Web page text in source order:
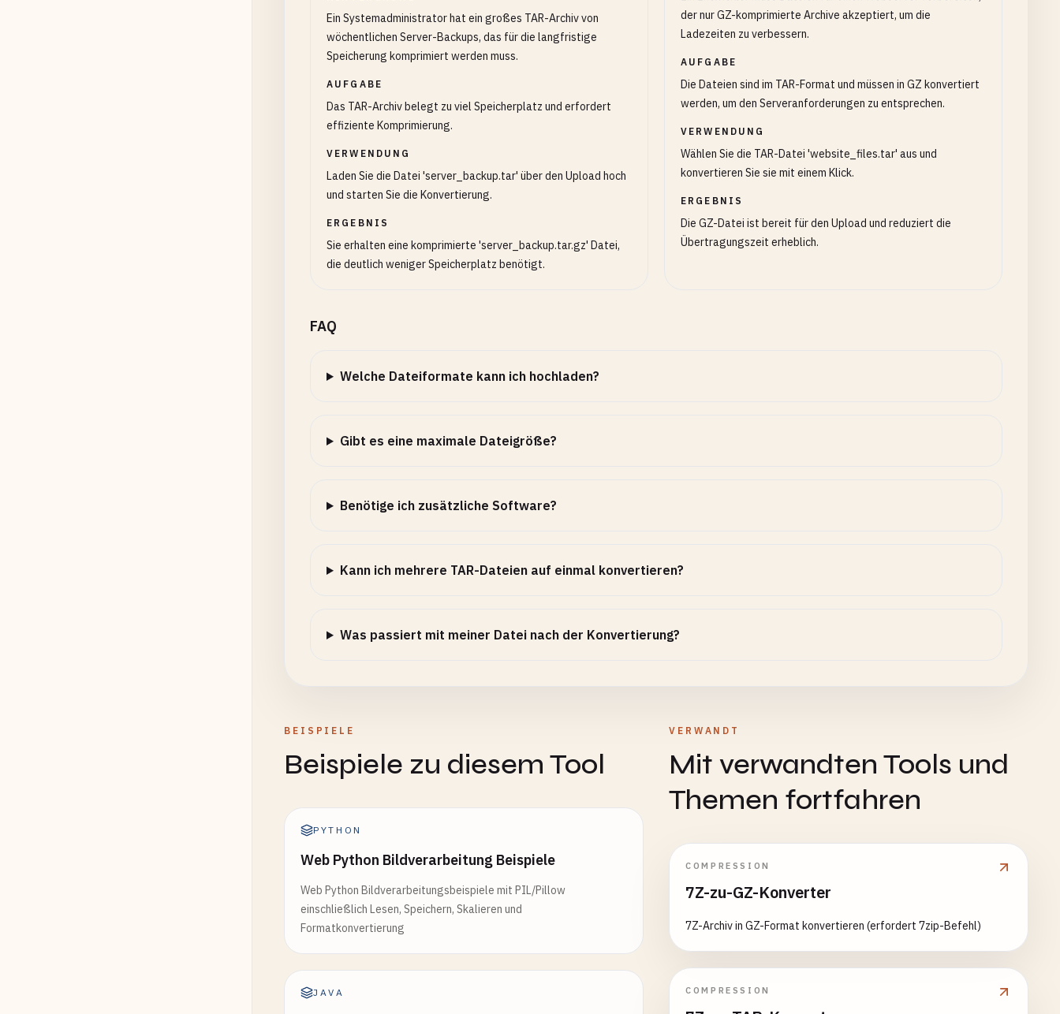
Ein Systemadministrator hat ein großes TAR-Archiv von
wöchentlichen Server-Backups, das für die langfristige
Speicherung komprimiert werden muss.
AUFGABE
Das TAR-Archiv belegt zu viel Speicherplatz und erfordert
effiziente Komprimierung.
VERWENDUNG
Laden Sie die Datei 'server_backup.tar' über den Upload hoch
und starten Sie die Konvertierung.
ERGEBNIS
Sie erhalten eine komprimierte 'server_backup.tar.gz' Datei,
die deutlich weniger Speicherplatz benötigt.
der nur GZ-komprimierte Archive akzeptiert, um die
Ladezeiten zu verbessern.
AUFGABE
Die Dateien sind im TAR-Format und müssen in GZ konvertiert
werden, um den Serveranforderungen zu entsprechen.
VERWENDUNG
Wählen Sie die TAR-Datei 'website_files.tar' aus und
konvertieren Sie sie mit einem Klick.
ERGEBNIS
Die GZ-Datei ist bereit für den Upload und reduziert die
Übertragungszeit erheblich.
FAQ
Welche Dateiformate kann ich hochladen?
Gibt es eine maximale Dateigröße?
Benötige ich zusätzliche Software?
Kann ich mehrere TAR-Dateien auf einmal konvertieren?
Was passiert mit meiner Datei nach der Konvertierung?
BEISPIELE
Beispiele zu diesem Tool
PYTHON
Web Python Bildverarbeitung Beispiele
Web Python Bildverarbeitungsbeispiele mit PIL/Pillow
einschließlich Lesen, Speichern, Skalieren und
Formatkonvertierung
JAVA
VERWANDT
Mit verwandten Tools und
Themen fortfahren
COMPRESSION
7Z-zu-GZ-Konverter
7Z-Archiv in GZ-Format konvertieren (erfordert 7zip-Befehl)
COMPRESSION